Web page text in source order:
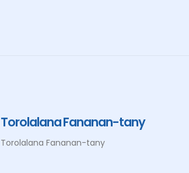
Torolalana Fananan-tany
Torolalana Fananan-tany